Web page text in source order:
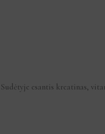
esantis kreatinas,